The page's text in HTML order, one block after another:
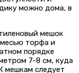
можно дома, в
мешок
торфа и
порядке
7-8 см, куда
мешкам следует